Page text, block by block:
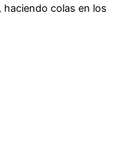
colas en los